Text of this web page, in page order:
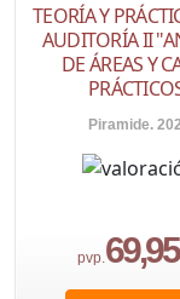
TEORÍA Y
AUDITORÍA II
DE ÁREAS Y
Piramide.
pvp.